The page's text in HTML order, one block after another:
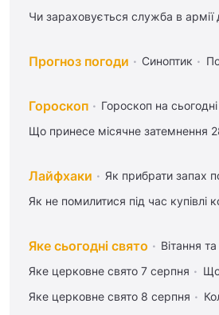
Чи зараховується служба в
Прогноз погоди Синоптик
Гороскоп Гороскоп на сьогодні
Що принесе місячне затемнення
Лайфхаки Як прибрати запах
Як не помилитися під час купівлі
Яке сьогодні свято Вітання
Яке церковне свято 7 серпня
Яке церковне свято 8 серпня